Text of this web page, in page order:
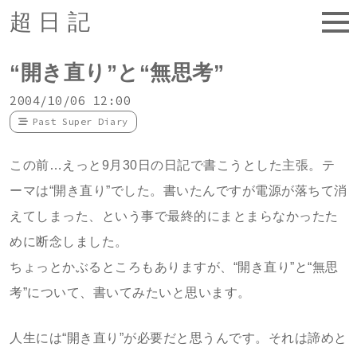
超日記
“開き直り”と“無思考”
2004/10/06 12:00
Past Super Diary
この前…えっと9月30日の日記で書こうとした主張。テ
ーマは“開き直り”でした。書いたんですが電源が落ちて消
えてしまった、という事で最終的にまとまらなかったた
めに断念しました。
ちょっとかぶるところもありますが、“開き直り”と“無思
考”について、書いてみたいと思います。
人生には“開き直り”が必要だと思うんです。それは諦めと